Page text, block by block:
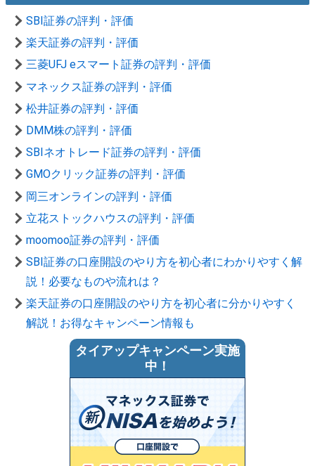
SBI証券の評判・評価
楽天証券の評判・評価
三菱UFJ eスマート証券の評判・評価
マネックス証券の評判・評価
松井証券の評判・評価
DMM株の評判・評価
SBIネオトレード証券の評判・評価
GMOクリック証券の評判・評価
岡三オンラインの評判・評価
立花ストックハウスの評判・評価
moomoo証券の評判・評価
SBI証券の口座開設のやり方を初心者にわかりやすく解
説！必要なものや流れは？
楽天証券の口座開設のやり方を初心者に分かりやすく
解説！お得なキャンペーン情報も
タイアップキャンペーン実施
中！